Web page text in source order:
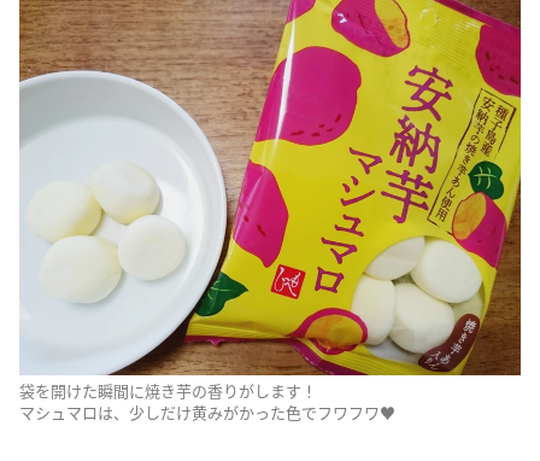
袋を開けた瞬間に焼き芋の香りがします！
マシュマロは、少しだけ黄みがかった色でフワフワ♥